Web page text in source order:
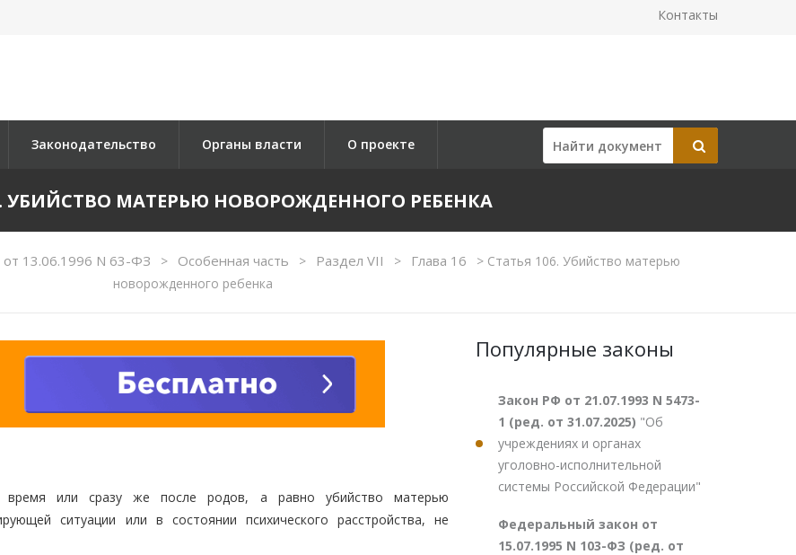
Контакты
Законодательство Органы власти О проекте
УБИЙСТВО МАТЕРЬЮ НОВОРОЖДЕННОГО РЕБЕНКА
13.06.1996 N 63-ФЗ > Особенная часть > Раздел VII > Глава 16 >Статья 106. Убийство матерью
новорожденного ребенка
время или сразу же после родов, а равно убийство матерью
ситуации или в состоянии психического расстройства, не
Популярные законы
Закон РФ от 21.07.1993 N 5473-
1 (ред. от 31.07.2025) "Об
учреждениях и органах
уголовно-исполнительной
системы Российской Федерации"
Федеральный закон от
15.07.1995 N 103-ФЗ (ред. от